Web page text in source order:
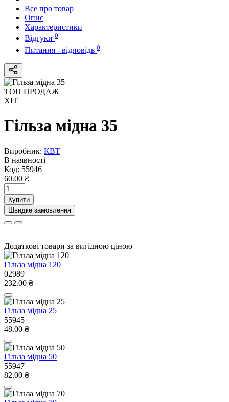
Все про товар
Опис
Характеристики
Відгуки 0
Питання - відповідь 0
ТОП ПРОДАЖ
ХІТ
Гільза мідна 35
Виробник: КВТ
В наявності
Код: 55946
60.00 ₴
Купити
Швидке замовлення
Додаткові товари за вигідною ціною
Гільза мідна 120
02989
232.00 ₴
Гільза мідна 25
55945
48.00 ₴
Гільза мідна 50
55947
82.00 ₴